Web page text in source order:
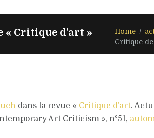
Critique d’art » Home
Critique
dans la revue « Critique d’art.
Art Criticism », n°51,